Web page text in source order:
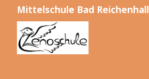
Mittelschule Bad Reichenhall